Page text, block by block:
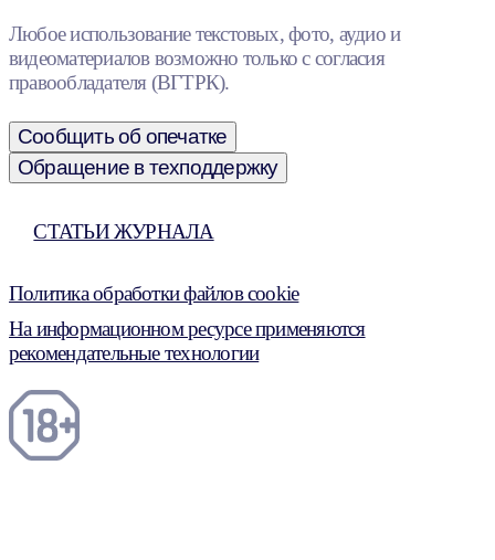
Любое использование текстовых, фото, аудио и
видеоматериалов возможно только с согласия
правообладателя (ВГТРК).
Сообщить об опечатке
Обращение в техподдержку
СТАТЬИ ЖУРНАЛА
Политика обработки файлов cookie
На информационном ресурсе применяются
рекомендательные технологии